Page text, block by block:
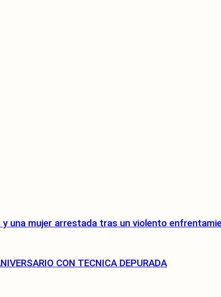
una mujer arrestada tras un violento
CON TECNICA DEPURADA